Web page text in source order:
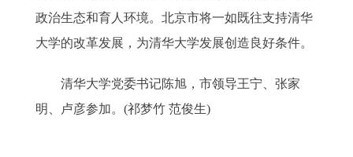
政治生态和育人环境。北京市将一如既往支持清华
大学的改革发展，为清华大学发展创造良好条件。
清华大学党委书记陈旭，市领导王宁、张家
明、卢彦参加。(祁梦竹 范俊生)